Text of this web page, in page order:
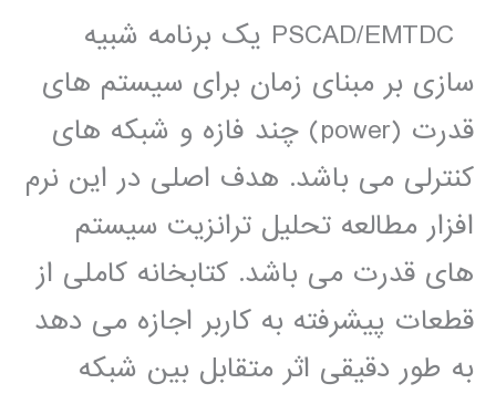
PSCAD/EMTDC یک برنامه شبیه
سازی بر مبنای زمان برای سیستم های
قدرت (power) چند فازه و شبکه های
کنترلی می باشد. هدف اصلی در این نرم
افزار مطالعه تحلیل ترانزیت سیستم
های قدرت می باشد. کتابخانه کاملی از
قطعات پیشرفته به کاربر اجازه می دهد
به طور دقیقی اثر متقابل بین شبکه